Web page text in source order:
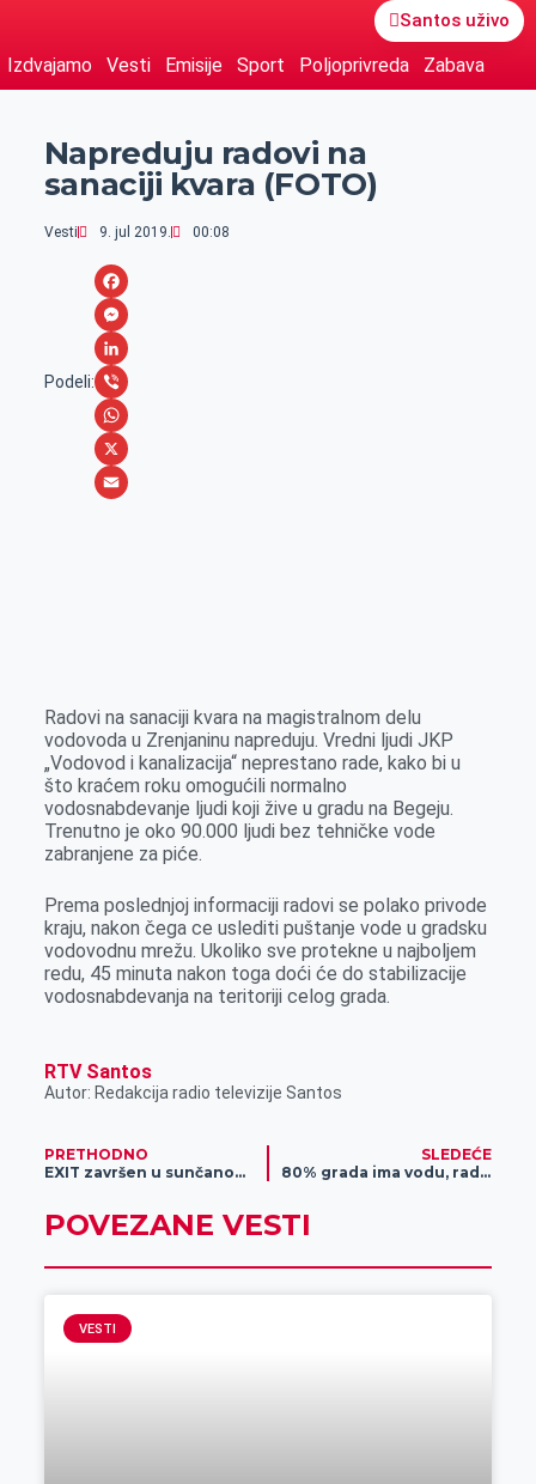
Santos uživo
Izdvajamo Vesti Emisije Sport Poljoprivreda Zabava
Napreduju radovi na
sanaciji kvara (FOTO)
Vesti 9. jul 2019. 00:08
Podeli:
F
a
c
e
b
o
M
e
s
s
e
L
i
n
k
V
i
b
W
h
X
Radovi na sanaciji kvara na magistralnom delu
vodovoda u Zrenjaninu napreduju. Vredni ljudi JKP
„Vodovod i kanalizacija“ neprestano rade, kako bi u
što kraćem roku omogućili normalno
vodosnabdevanje ljudi koji žive u gradu na Begeju.
Trenutno je oko 90.000 ljudi bez tehničke vode
zabranjene za piće.
Prema poslednjoj informaciji radovi se polako privode
kraju, nakon čega ce uslediti puštanje vode u gradsku
vodovodnu mrežu. Ukoliko sve protekne u najboljem
redu, 45 minuta nakon toga doći će do stabilizacije
vodosnabdevanja na teritoriji celog grada.
RTV Santos
Autor: Redakcija radio televizije Santos
PRETHODNO
EXIT završen u sunčanom finalu i na istorijskom vrhuncu festivala!
SLEDEĆE
80% grada ima vodu, radovi se nastavljuju
POVEZANE VESTI
VESTI